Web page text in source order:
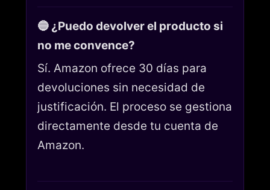
🔵 ¿Puedo devolver el producto si
no me convence?
Sí. Amazon ofrece 30 días para
devoluciones sin necesidad de
justificación. El proceso se gestiona
directamente desde tu cuenta de
Amazon.